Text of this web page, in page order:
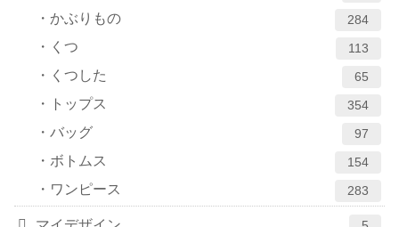
かぶりもの 284
くつ 113
くつした 65
トップス 354
バッグ 97
ボトムス 154
ワンピース 283